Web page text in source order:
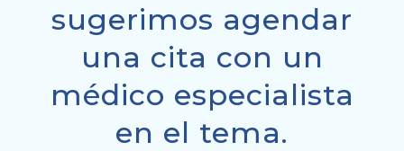
sugerimos agendar
una cita con un
médico especialista
en el tema.